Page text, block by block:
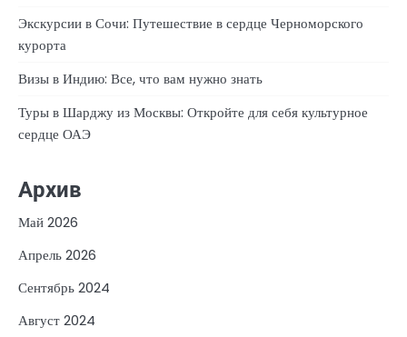
Экскурсии в Сочи: Путешествие в сердце Черноморского
курорта
Визы в Индию: Все, что вам нужно знать
Туры в Шарджу из Москвы: Откройте для себя культурное
сердце ОАЭ
Архив
Май 2026
Апрель 2026
Сентябрь 2024
Август 2024